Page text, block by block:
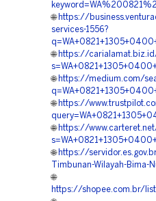
🌐 https://
services-1556?
🌐 https://
🌐 https://medium.com/
🌐 https://
🌐 https://
🌐 https://
Timbunan-Wilayah-Bima-
🌐
https://shopee.com.br/